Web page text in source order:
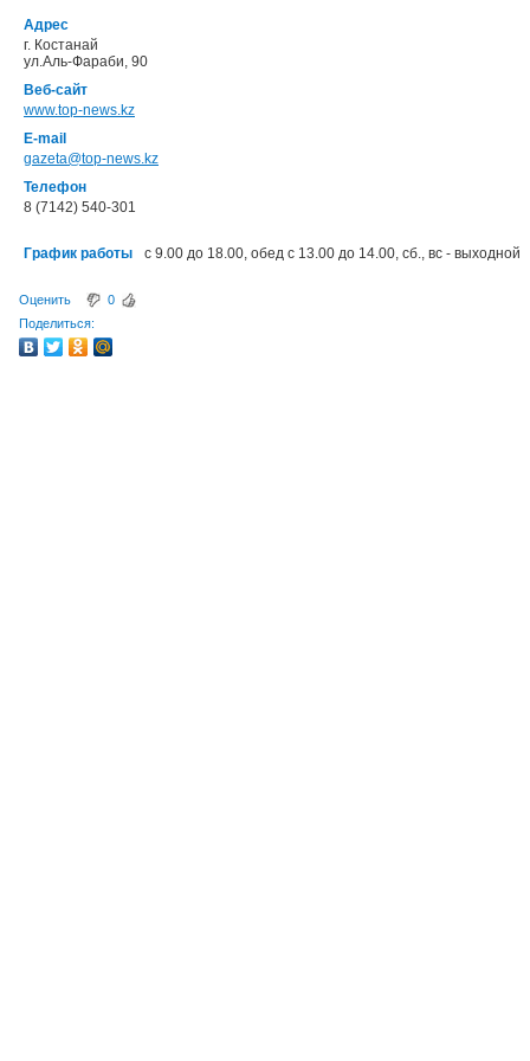
Адрес
г. Костанай
ул.Аль-Фараби, 90
Веб-сайт
www.top-news.kz
E-mail
gazeta@top-news.kz
Телефон
8 (7142) 540-301
График работы с 9.00 до 18.00, обед с 13.00 до 14.00, сб., вc - выходной
Оценить
0
Поделиться: